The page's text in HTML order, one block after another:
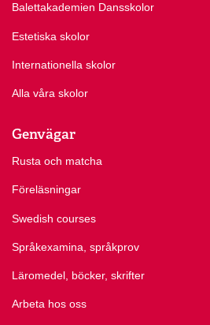
Balettakademien Dansskolor
Estetiska skolor
Internationella skolor
Alla våra skolor
Genvägar
Rusta och matcha
Föreläsningar
Swedish courses
Språkexamina, språkprov
Läromedel, böcker, skrifter
Arbeta hos oss